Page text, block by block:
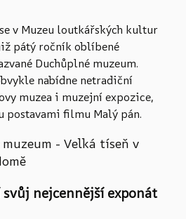
v Muzeu loutkářských kultur
pátý ročník oblíbené
Duchůplné muzeum.
nabídne netradiční
muzea i muzejní expozice,
filmu Malý pán.
- Velká tíseň v
nejcennější exponát